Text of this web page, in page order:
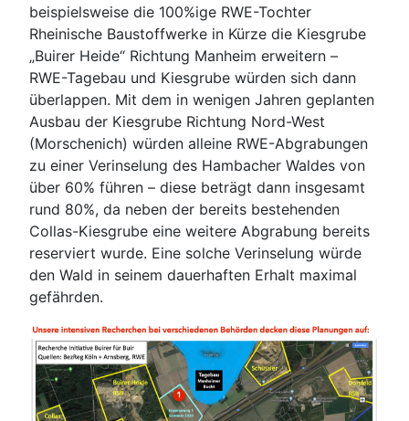
beispielsweise die 100%ige RWE-Tochter
Rheinische Baustoffwerke in Kürze die Kiesgrube
„Buirer Heide“ Richtung Manheim erweitern –
RWE-Tagebau und Kiesgrube würden sich dann
überlappen. Mit dem in wenigen Jahren geplanten
Ausbau der Kiesgrube Richtung Nord-West
(Morschenich) würden alleine RWE-Abgrabungen
zu einer Verinselung des Hambacher Waldes von
über 60% führen – diese beträgt dann insgesamt
rund 80%, da neben der bereits bestehenden
Collas-Kiesgrube eine weitere Abgrabung bereits
reserviert wurde. Eine solche Verinselung würde
den Wald in seinem dauerhaften Erhalt maximal
gefährden.